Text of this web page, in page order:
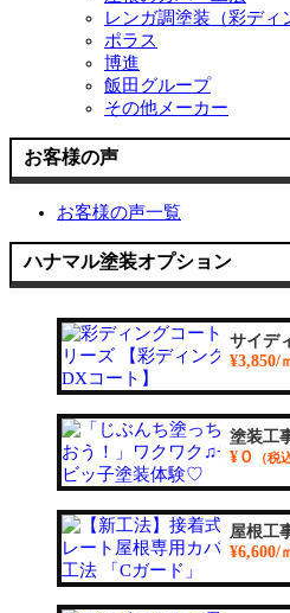
レンガ調塗装（彩ディ
ポラス
博進
飯田グループ
その他メーカー
お客様の声
お客様の声一覧
ハナマル塗装オプション
サイデ
¥3,850/
塗装工
¥０
（税
屋根工
¥6,600/